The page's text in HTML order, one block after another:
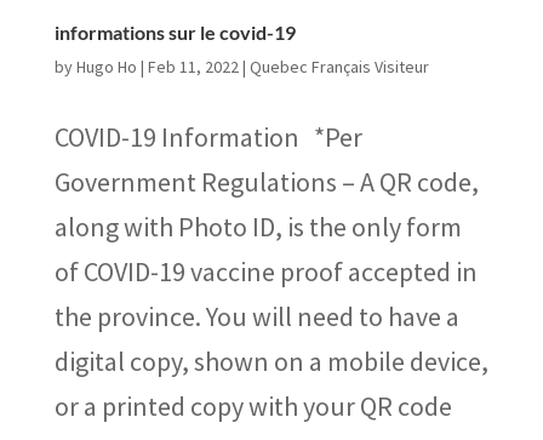
informations sur le covid-19
byHugo Ho | Feb 11, 2022| Quebec Français Visiteur
COVID-19 Information *Per
Government Regulations – A QR code,
along with Photo ID, is the only form
of COVID-19 vaccine proof accepted in
the province. You will need to have a
digital copy, shown on a mobile device,
or a printed copy with your QR code